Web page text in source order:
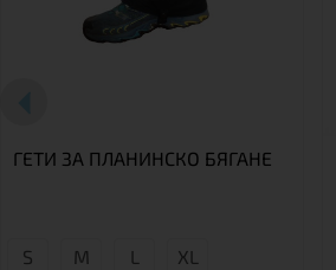
ГЕТИ ЗА ПЛАНИНСКО БЯГАНЕ
S М L XL